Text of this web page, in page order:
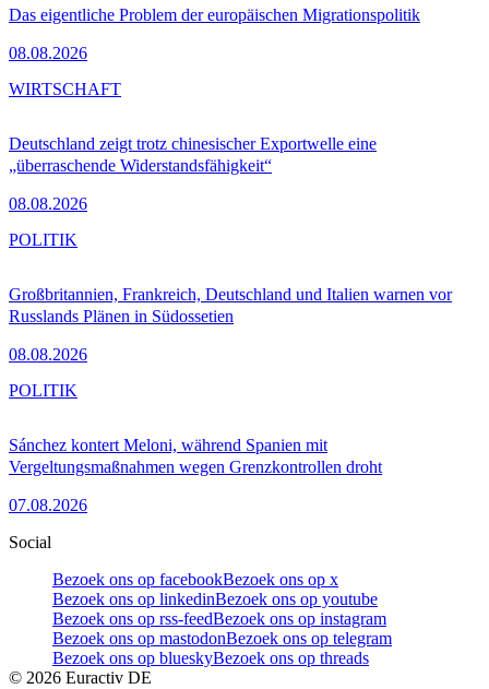
Das eigentliche Problem der europäischen Migrationspolitik
08.08.2026
Deutschland zeigt trotz chinesischer Exportwelle eine
„überraschende Widerstandsfähigkeit“
08.08.2026
WIRTSCHAFT
Großbritannien, Frankreich, Deutschland und Italien warnen vor
Russlands Plänen in Südossetien
08.08.2026
POLITIK
Sánchez kontert Meloni, während Spanien mit
Vergeltungsmaßnahmen wegen Grenzkontrollen droht
07.08.2026
POLITIK
Social
Bezoek ons op facebookBezoek ons op x
Bezoek ons op linkedinBezoek ons op youtube
Bezoek ons op rss-feedBezoek ons op instagram
Bezoek ons op mastodonBezoek ons op telegram
Bezoek ons op blueskyBezoek ons op threads
© 2026 Euractiv DE